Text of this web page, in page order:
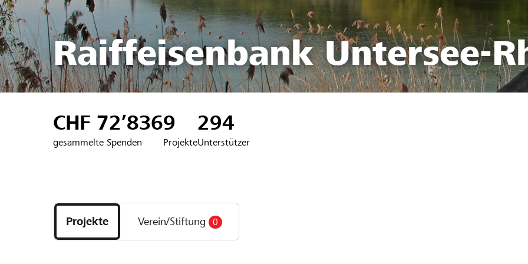
Raiffeisenbank Untersee-
CHF 72’836
gesammelte Spenden
9
Projekte
294
Unterstützer
Projekte
und
Organisationen
Projekte Verein/Stiftung 0